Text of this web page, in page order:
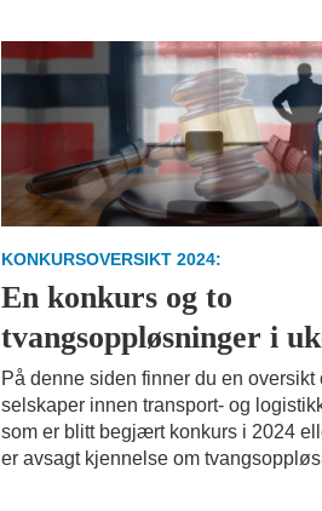
KONKURSOVERSIKT 2024:
En konkurs og to
tvangsoppløsninger i
På denne siden finner du en oversikt
selskaper innen transport- og
som er blitt begjært konkurs i 2024
er avsagt kjennelse om